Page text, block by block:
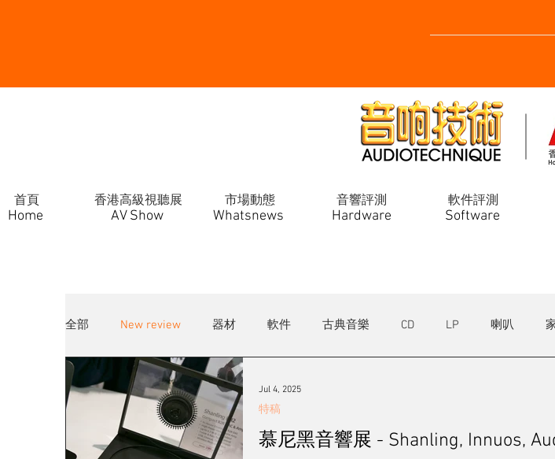
Home
首頁 香港高級視聽展 市場動態 音響評測 軟件評測
AV Show Whatsnews Hardware Software
全部 New review 器材 軟件 古典音樂 CD LP 喇叭
發燒女聲 線材 耳機/播放器
2023 視聽展展覽報導 黑膠系統 登門造訪 2024 視聽展展覽報導 專
慕尼黑音響展 - Shanling, Innuos,
特稿
Jul 4, 2025